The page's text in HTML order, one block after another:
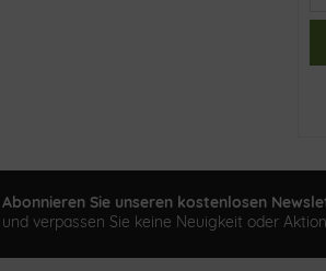
Abonnieren Sie unseren kostenlosen
und verpassen Sie keine Neuigkeit oder